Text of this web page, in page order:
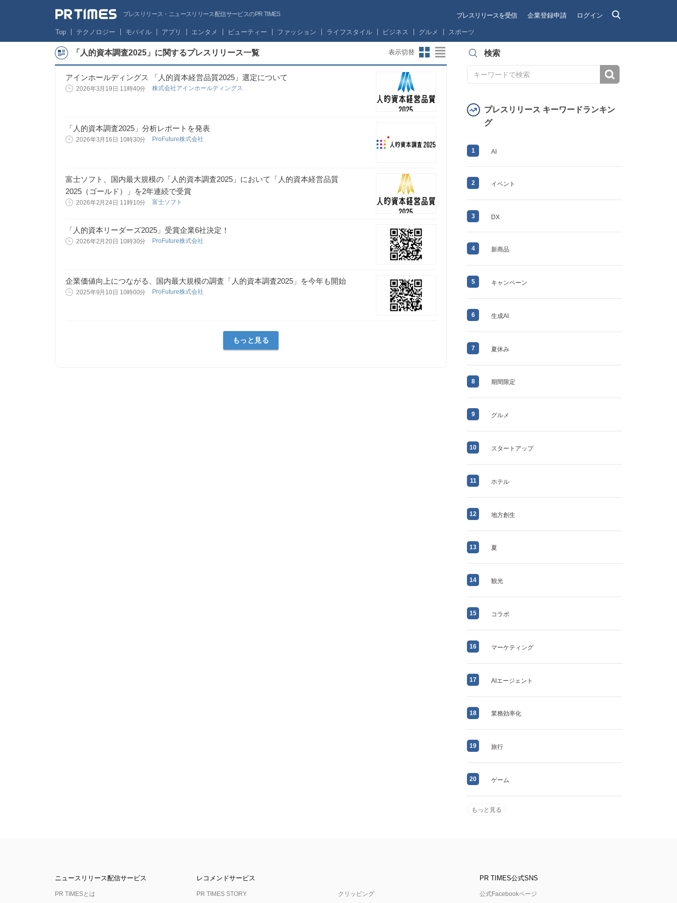
プレスリリース・ニュースリリース配信サービスのPR TIMES プレスリリースを受信 企業登録申請 ログイン
Top テクノロジー モバイル アプリ エンタメ ビューティー ファッション ライフスタイル ビジネス グルメ スポーツ
「人的資本調査2025」に関するプレスリリース一覧 表示切替
アインホールディングス 「人的資本経営品質2025」選定について
2026年3月19日 11時40分 株式会社アインホールディングス
「人的資本調査2025」分析レポートを発表
2026年3月16日 10時30分 ProFuture株式会社
富士ソフト、国内最大規模の「人的資本調査2025」において「人的資本経営品質
2025（ゴールド）」を2年連続で受賞
2026年2月24日 11時10分 富士ソフト
「人的資本リーダーズ2025」受賞企業6社決定！
2026年2月20日 10時30分 ProFuture株式会社
企業価値向上につながる、国内最大規模の調査「人的資本調査2025」を今年も開始
2025年9月10日 10時00分 ProFuture株式会社
もっと見る
検索
プレスリリース キーワードランキン
グ
1 AI
2 イベント
3 DX
4 新商品
5 キャンペーン
6 生成AI
7 夏休み
8 期間限定
9 グルメ
10 スタートアップ
11 ホテル
12 地方創生
13 夏
14 観光
15 コラボ
16 マーケティング
17 AIエージェント
18 業務効率化
19 旅行
20 ゲーム
もっと見る
ニュースリリース配信サービス
PR TIMESとは
レコメンドサービス
PR TIMES STORY クリッピング
PR TIMES公式SNS
公式Facebookページ